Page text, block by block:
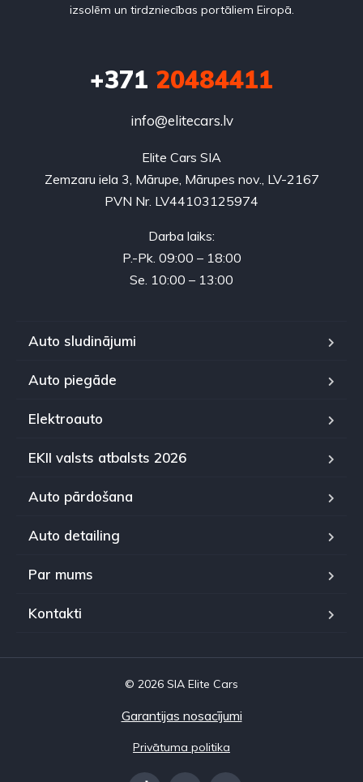
izsolēm un tirdzniecības portāliem Eiropā.
+371 20484411
info@elitecars.lv
Elite Cars SIA
Zemzaru iela 3, Mārupe, Mārupes nov., LV-2167
PVN Nr. LV44103125974
Darba laiks:
P.-Pk. 09:00 – 18:00
Se. 10:00 – 13:00
Auto sludinājumi
Auto piegāde
Elektroauto
EKII valsts atbalsts 2026
Auto pārdošana
Auto detailing
Par mums
Kontakti
© 2026 SIA Elite Cars
Garantijas nosacījumi
Privātuma politika